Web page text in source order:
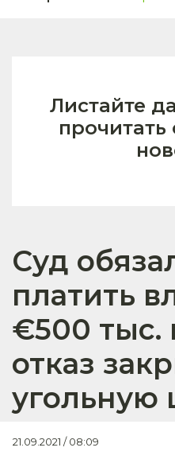
Листайте
Суд
платить
€500 тыс.
отказ
угольную
21.09.2021 / 08:09